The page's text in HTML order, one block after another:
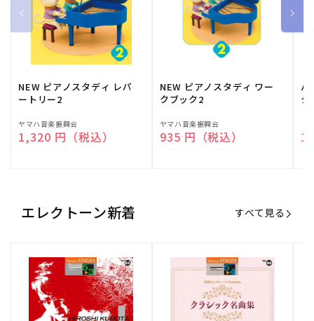
NEW ピアノスタディ レパ
ートリー2
販
売
ヤマハ音楽振興会
通常価格
1,320 円（税込）
NEW ピアノスタディ ワー
クブック2
販
売
ヤマハ音楽振興会
通常価格
935 円（税込）
バ
ク
売
エレクトーン新着 すべて見る